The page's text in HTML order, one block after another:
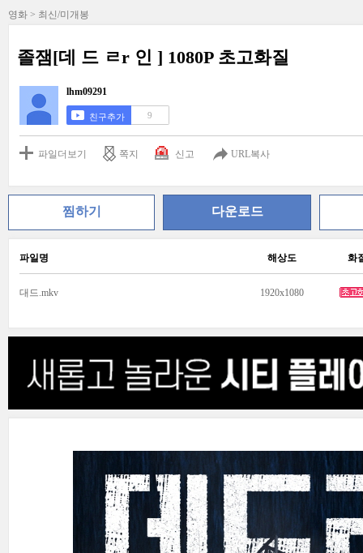
영화 > 최신/미개봉
졸잼[데 드 ㄹr 인 ] 1080P 초고화질
lhm09291
친구추가 9
파일더보기 쪽지 신고 URL복사
찜하기 다운로드
파일명 해상도 화
대드.mkv 1920x1080